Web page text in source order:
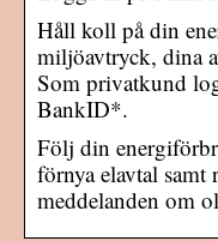
Håll koll på din
miljöavtryck, dina
Som privatkund
BankID*.
Följ din
förnya elavtal samt
meddelanden om